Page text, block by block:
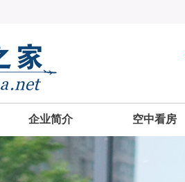
企业简介 空中看房